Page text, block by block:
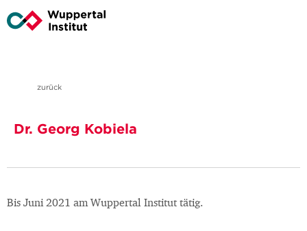
zurück
Dr. Georg Kobiela
Bis Juni 2021 am Wuppertal Institut tätig.